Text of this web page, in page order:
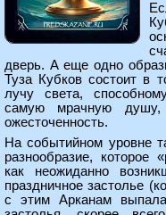
дверь. А еще одно
Туза Кубков состоит в
лучу света,
самую мрачную душу,
ожесточенность.
На событийном уровне
разнообразие, которое
как неожиданно
праздничное застолье
с этим Арканам